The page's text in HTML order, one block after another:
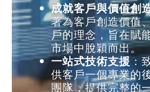
成就客戶與價值創
著為客戶創造價值
戶的理念，旨在賦
市場中脫穎而出。
一站式技術支援：
供客戶一個專業的
團隊，提供完整的